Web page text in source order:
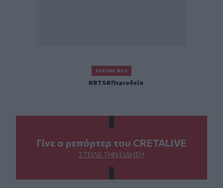
ΣΧΕΤΙΚΆ TAGS
BTS Περιοδεία
Γίνε ο ρεπόρτερ του CRETALIVE
ΣΤΕΊΛΕ ΤΗΝ ΕΊΔΗΣΗ